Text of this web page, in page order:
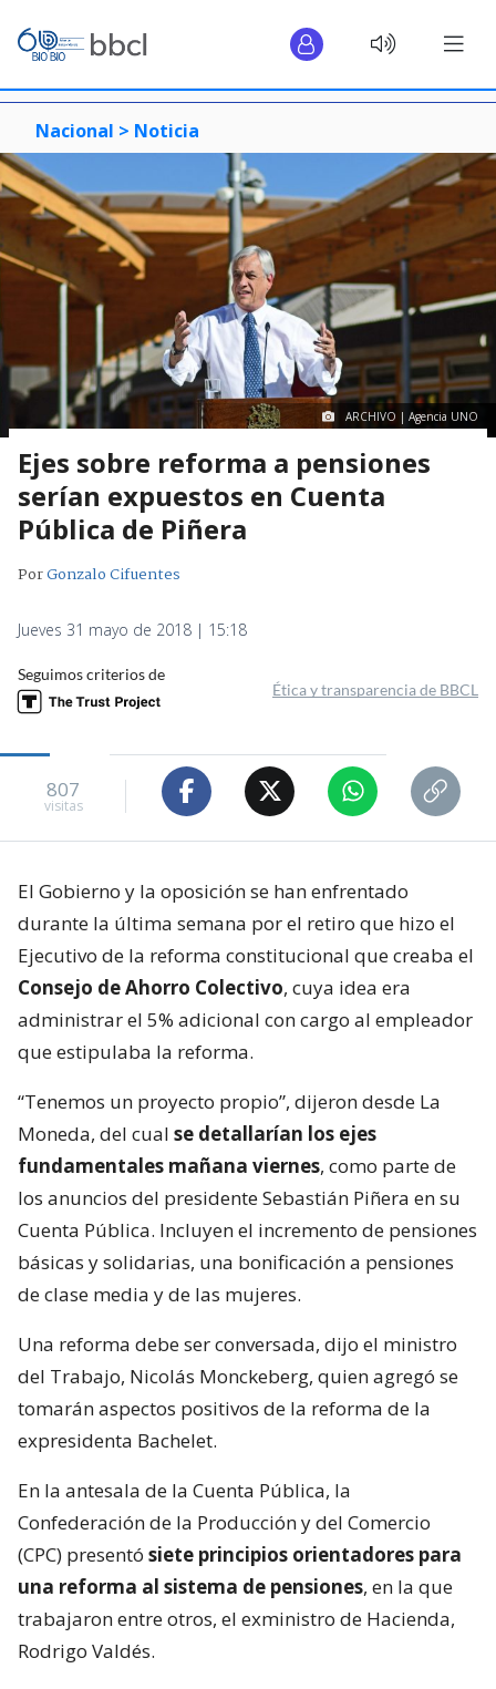
Nacional > Noticia
ARCHIVO | Agencia UNO
Ejes sobre reforma a pensiones
serían expuestos en Cuenta
Pública de Piñera
PorGonzalo Cifuentes
Jueves 31 mayo de 2018 | 15:18
Seguimos criterios de
Ética y transparencia de BBCL
807
visitas
El Gobierno y la oposición se han enfrentado
durante la última semana por el retiro que hizo el
Ejecutivo de la reforma constitucional que creaba el
Consejo de Ahorro Colectivo, cuya idea era
administrar el 5% adicional con cargo al empleador
que estipulaba la reforma.
“Tenemos un proyecto propio”, dijeron desde La
Moneda, del cual se detallarían los ejes
fundamentales mañana viernes, como parte de
los anuncios del presidente Sebastián Piñera en su
Cuenta Pública. Incluyen el incremento de pensiones
básicas y solidarias, una bonificación a pensiones
de clase media y de las mujeres.
Una reforma debe ser conversada, dijo el ministro
del Trabajo, Nicolás Monckeberg, quien agregó se
tomarán aspectos positivos de la reforma de la
expresidenta Bachelet.
En la antesala de la Cuenta Pública, la
Confederación de la Producción y del Comercio
(CPC) presentó siete principios orientadores para
una reforma al sistema de pensiones, en la que
trabajaron entre otros, el exministro de Hacienda,
Rodrigo Valdés.